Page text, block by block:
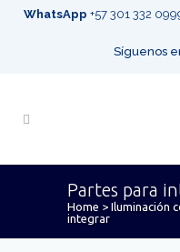
WhatsApp +57 301 332
Síguenos
Partes para
Home > Iluminación
integrar